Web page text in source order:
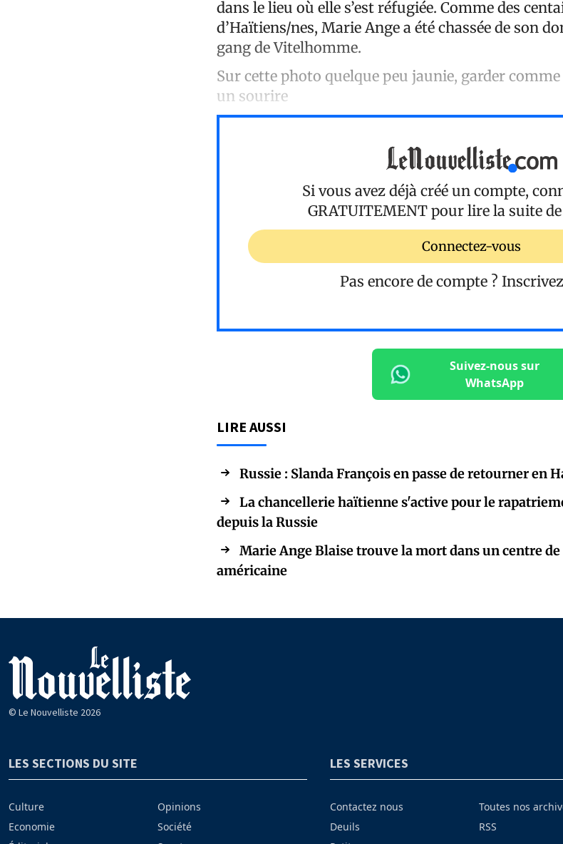
dans le lieu où elle s’est réfugiée. Comme des
d’Haïtiens/nes, Marie Ange a été chassée de son
gang de Vitelhomme.
Sur cette photo quelque peu jaunie, garder
un sourire
Si vous avez déjà créé un compte,
GRATUITEMENT pour lire la suite
Connectez-vous
Pas encore de compte ?
Suivez-nous sur
WhatsApp
LIRE AUSSI
Russie : Slanda François en passe de retourner en
La chancellerie haïtienne s'active pour le
depuis la Russie
Marie Ange Blaise trouve la mort dans un centre
américaine
© Le Nouvelliste 2026
LES SECTIONS DU SITE
Culture
Economie
Opinions
Société
LES SERVICES
Contactez nous
Deuils
Toutes nos
RSS